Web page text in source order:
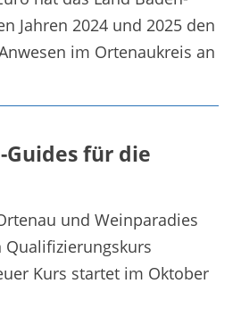
Jahren 2024 und 2025 den
im Ortenaukreis an
Guides für die
und Weinparadies
Kurs startet im Oktober